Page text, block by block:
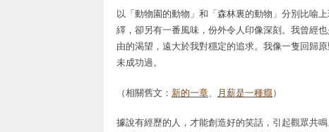
以「動物園的動物」和「森林裏的動物」分別比喻
繹，卻另有一番風味，份外令人印像深刻。我曾經
由的渴望，遠大於我對穩定的追求。我像一隻回歸
未成功過。
（相關舊文： 新的一章 月薪是一種癮）
據說有經歷的人，才能創造好的笑話，引起觀眾共